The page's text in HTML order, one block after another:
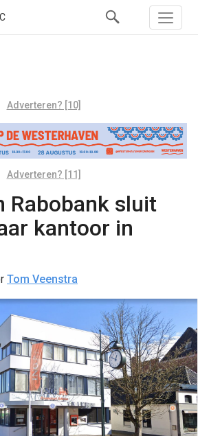
Adverteren? [10]
Adverteren? [11]
Rabobank sluit
kantoor in
Tom Veenstra